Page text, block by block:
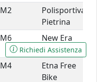
Richiedi Assistenza
M2
Polisportiva
Pietrina
M6
New Era
Cycling
M4
Etna Free
Bike